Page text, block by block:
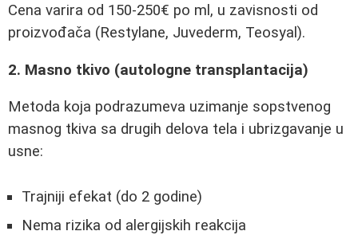
Cena varira od 150-250€ po ml, u zavisnosti od
proizvođača (Restylane, Juvederm, Teosyal).
2. Masno tkivo (autologne transplantacija)
Metoda koja podrazumeva uzimanje sopstvenog
masnog tkiva sa drugih delova tela i ubrizgavanje u
usne:
Trajniji efekat (do 2 godine)
Nema rizika od alergijskih reakcija